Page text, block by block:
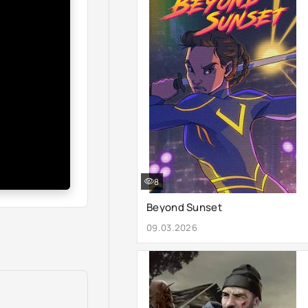
Beyond Sunset
09.03.2026
8